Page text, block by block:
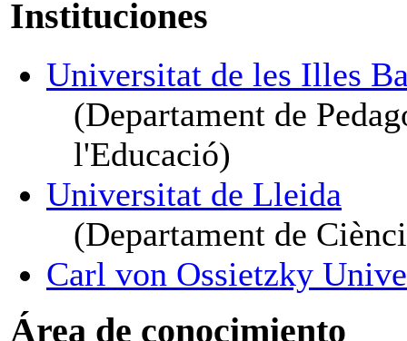
Instituciones
Universitat de les Illes
(Departament de
l'Educació)
Universitat de Lleida
(Departament de
Carl von Ossietzky
Área de conocimiento